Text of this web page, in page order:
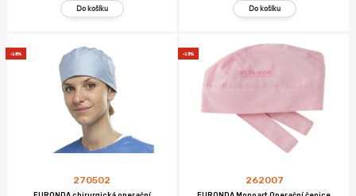
-18%
270502
-15%
262007